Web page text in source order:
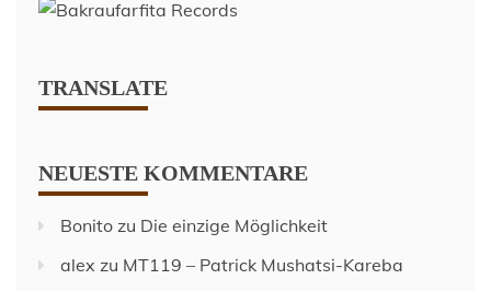
TRANSLATE
NEUESTE KOMMENTARE
Bonito zu Die einzige Möglichkeit
alex zu MT119 – Patrick Mushatsi-Kareba